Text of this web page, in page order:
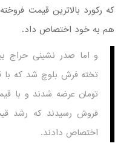
که رکورد بالاترین قیمت
هم به خود اختصاص داد.
و اما صدر نشینی
اختصاص دادند.